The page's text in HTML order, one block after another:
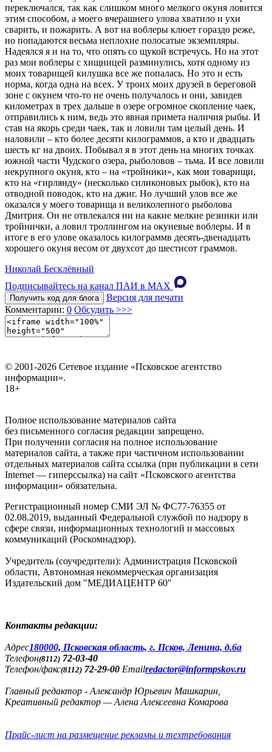
переключался, так как слишком много мелкого окуня ловится
этим способом, а моего вчерашнего улова хватило и ухи
сварить, и пожарить. А вот на воблеры клюет гораздо реже,
но попадаются весьма неплохие полосатые экземпляры.
Надеялся я и на то, что опять со щукой встречусь. Но на этот
раз мои воблеры с хищницей разминулись, хотя одному из
моих товарищей килушка все же попалась. Но это и есть
норма, когда одна на всех. У троих моих друзей в береговой
зоне с окунем что-то не очень получалось и они, завидев
километрах в трех дальше в озере огромное скопление чаек,
отправились к ним, ведь это явная примета наличия рыбы. И
став на якорь среди чаек, так и ловили там целый день. И
наловили – кто более десяти килограммов, а кто и двадцать
шесть кг на двоих. Побывал я в этот день на многих точках
южной части Чудского озера, рыболовов – тьма. И все ловили
некрупного окуня, кто – на «тройники», как мои товарищи,
кто на «гирлянду» (несколько силиконовых рыбок), кто на
отводной поводок, кто на джиг. Но лучший улов все же
оказался у моего товарища и великолепного рыболова
Дмитрия. Он не отвлекался ни на какие мелкие резинки или
тройнички, а ловил троллингом на окуневые воблеры. И в
итоге в его улове оказалось килограммв десять-двенадцать
хорошего окуня весом от двухсот до шестисот граммов.
Николай Бесклёвный
Подписывайтесь на канал ПАИ в MAХ
Получить код для блога
Версия для печати
Комментарии: 0 Обсудить >>>
© 2001-2026 Сетевое издание «Псковское агентство
информации».
18+
Полное использование материалов сайта
без письменного согласия редакции запрещено.
При получении согласия на полное использование
материалов сайта, а также при частичном использовании
отдельных материалов сайта ссылка (при публикации в сети
Internet — гиперссылка) на сайт «Псковского агентства
информации» обязательна.
Регистрационный номер СМИ ЭЛ № ФС77-76355 от
02.08.2019, выданный Федеральной службой по надзору в
сфере связи, информационных технологий и массовых
коммуникаций (Роскомнадзор).
Учредитель (соучредители): Администрация Псковской
области, Автономная некоммерческая организация
Издательский дом "МЕДИАЦЕНТР 60"
Контакты редакции:
Адреc180000, Псковская область, г. Псков, Ленина, д.6а
Телефон(8112) 72-03-40
Телефон/факс(8112) 72-29-00 Emailredactor@informpskov.ru
Главный редактор - Александр Юрьевич Машкарин,
Креативный редактор — Алена Алексеевна Комарова
Прайс-лист на размещение рекламы и техтребования